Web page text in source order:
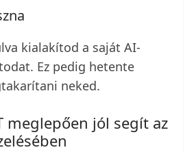
kialakítod a saját AI-
Ez pedig hetente
neked.
meglepően jól segít az